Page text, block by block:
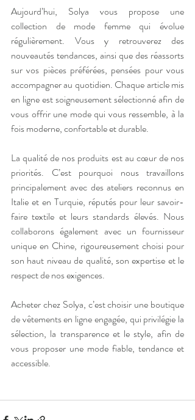
Aujourd’hui, Solya vous propose une
collection de mode femme qui évolue
régulièrement. Vous y retrouverez des
nouveautés tendances, ainsi que des réassorts
sur vos pièces préférées, pensées pour vous
accompagner au quotidien. Chaque article mis
en ligne est soigneusement sélectionné afin de
vous offrir une mode qui vous ressemble, à la
fois moderne, confortable et durable.
La qualité de nos produits est au cœur de nos
priorités. C’est pourquoi nous travaillons
principalement avec des ateliers reconnus en
Italie et en Turquie, réputés pour leur savoir-
faire textile et leurs standards élevés. Nous
collaborons également avec un fournisseur
unique en Chine, rigoureusement choisi pour
son haut niveau de qualité, son expertise et le
respect de nos exigences.
Acheter chez Solya, c’est choisir une boutique
de vêtements en ligne engagée, qui privilégie la
sélection, la transparence et le style, afin de
vous proposer une mode fiable, tendance et
accessible.